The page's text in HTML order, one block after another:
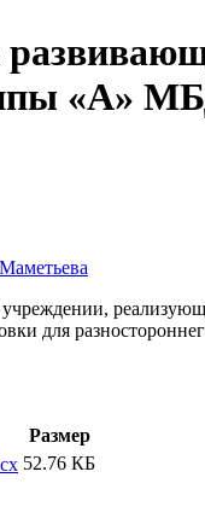
«А»
для
Размер
52.76 КБ